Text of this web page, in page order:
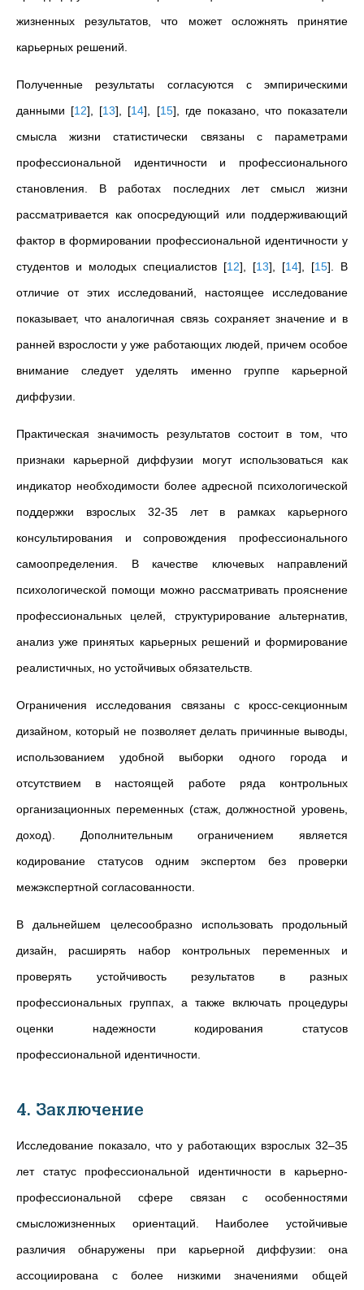
жизненных результатов, что может осложнять принятие
карьерных решений
Полученные результаты согласуются с эмпирическими
данными [12] [13] [14] [15] , где показано, что показатели
смысла жизни статистически связаны с параметрами
профессиональной идентичности и профессионального
становления . В работах последних лет смысл жизни
рассматривается как опосредующий или поддерживающий
фактор в формировании профессиональной идентичности у
студентов и молодых специалистов [12] [13] [14] [15] . В
отличие от этих исследований, настоящее исследование
показывает, что аналогичная связь сохраняет значение и в
ранней взрослости у уже работающих людей, причем особое
внимание следует уделять именно группе карьерной
диффузии.
Практическая значимость результатов состоит в том, что
признаки карьерной диффузии могут использоваться как
индикатор необходимости более адресной психологической
поддержки взрослых 32-35 лет в рамках карьерного
консультирования и сопровождения профессионального
самоопределения. В качестве ключевых направлений
психологической помощи можно рассматривать прояснение
профессиональных целей, структурирование альтернатив,
анализ уже принятых карьерных решений и формирование
реалистичных, но устойчивых обязательств.
Ограничения исследования связаны с кросс-секционным
дизайном, который не позволяет делать причинные выводы,
использованием удобной выборки одного города и
отсутствием в настоящей работе ряда контрольных
организационных переменных (стаж, должностной уровень,
доход). Дополнительным ограничением является
кодирование статусов одним экспертом без проверки
межэкспертной согласованности.
В дальнейшем целесообразно использовать продольный
дизайн, расширять набор контрольных переменных и
проверять устойчивость результатов в разных
профессиональных группах, а также включать процедуры
оценки надежности кодирования статусов
профессиональной идентичности.
4. Заключение
Исследование показало, что у работающих взрослых 32–35
лет статус профессиональной идентичности в карьерно-
профессиональной сфере связан с особенностями
смысложизненных ориентаций. Наиболее устойчивые
различия обнаружены при карьерной диффузии: она
ассоциирована с более низкими значениями общей